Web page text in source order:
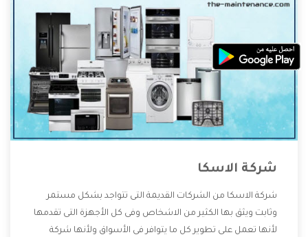
شركة الاسكا
شركة الاسكا من الشركات القديمة التى تتواجد بشكل مستمر
وثابت ويثق بها الكثير من الاشخاص وفى كل الأجهزة التى تقدمها
لأنها تعمل على تطوير كل ما يتوافر فى الأسواق ولأنها شركة